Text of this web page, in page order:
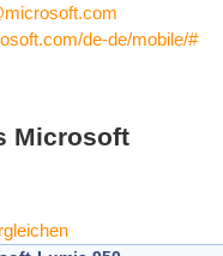
de-de/mobile/#
Microsoft